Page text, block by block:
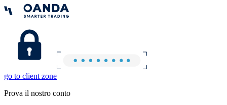
go to client zone
Prova il nostro conto